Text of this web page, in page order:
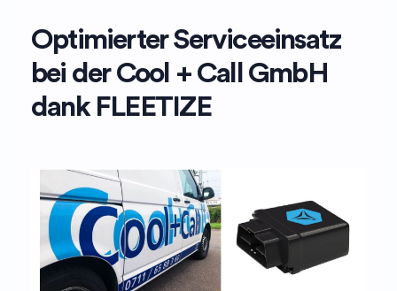
Optimierter Serviceeinsatz
bei der Cool + Call GmbH
dank FLEETIZE